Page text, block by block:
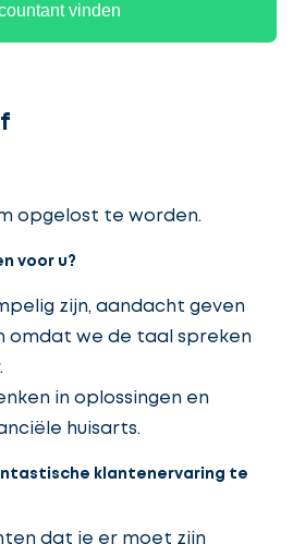
vinden
opgelost te worden.
voor u?
zijn, aandacht geven
omdat we de taal spreken
in oplossingen en
huisarts.
klantenervaring te
dat je er moet zijn